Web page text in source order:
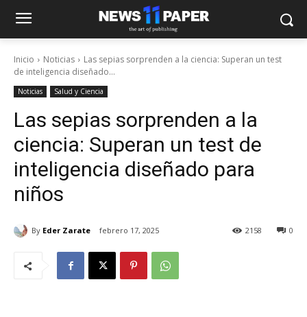
Inicio Noticias
Las sepias sorprenden a la ciencia: Superan un test
de inteligencia diseñado...
Noticias Salud y Ciencia
Las sepias sorprenden a la
ciencia: Superan un test de
inteligencia diseñado para
niños
By Eder Zarate febrero 17, 2025 0
2158